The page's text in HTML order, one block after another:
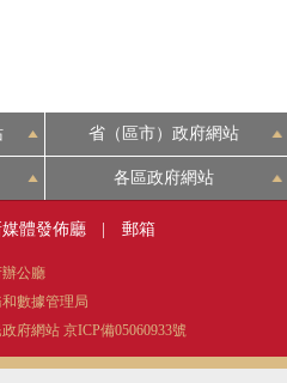
省（區市）政府網站
各區政府網站
體發佈廳 郵箱
公廳
數據管理局
府網站 京ICP備05060933號